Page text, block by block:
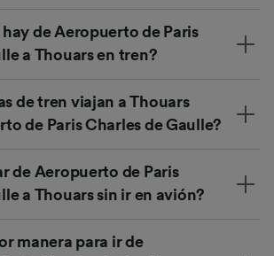
de Aeropuerto de Paris
a Thouars en tren?
de tren viajan a Thouars
de Paris Charles de Gaulle?
de Aeropuerto de Paris
a Thouars sin ir en avión?
manera para ir de